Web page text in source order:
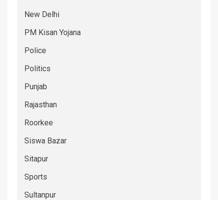
New Delhi
PM Kisan Yojana
Police
Politics
Punjab
Rajasthan
Roorkee
Siswa Bazar
Sitapur
Sports
Sultanpur